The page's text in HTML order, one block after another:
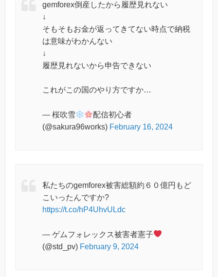
gemforex倒産したから履歴見れない
↓
そもそもお金が返ってきてない時点で納税
は意味がわかんない
↓
履歴見れないから申告できない
これがこの国のやり方ですか…
— 桜吹雪
配信初心者
(@sakura96works) February 16, 2024
私たちのgemforex被害総額約６０億円もど
こいったんですか?
https://t.co/hP4UhvULdc
— ゲムフォレックス被害者憲子
(@std_pv) February 9, 2024